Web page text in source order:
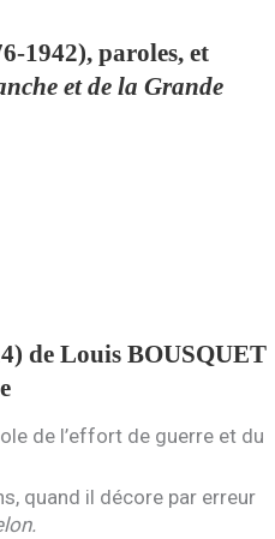
1942), paroles, et
et de la Grande
de Louis BOUSQUET
de l’effort de guerre et du
quand il décore par erreur